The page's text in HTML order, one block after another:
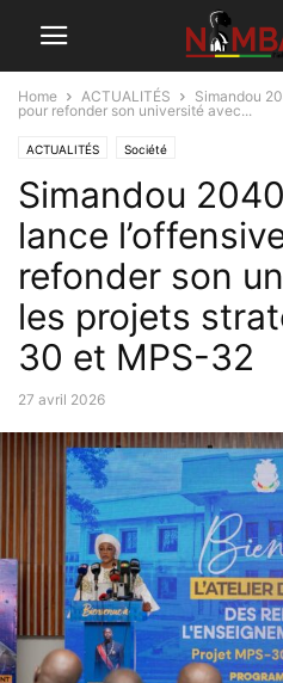
Home ACTUALITÉS
Simandou
pour refonder son université avec...
ACTUALITÉS Société
Simandou
lance
refonder son
les projets
30 et MPS-32
27 avril 2026